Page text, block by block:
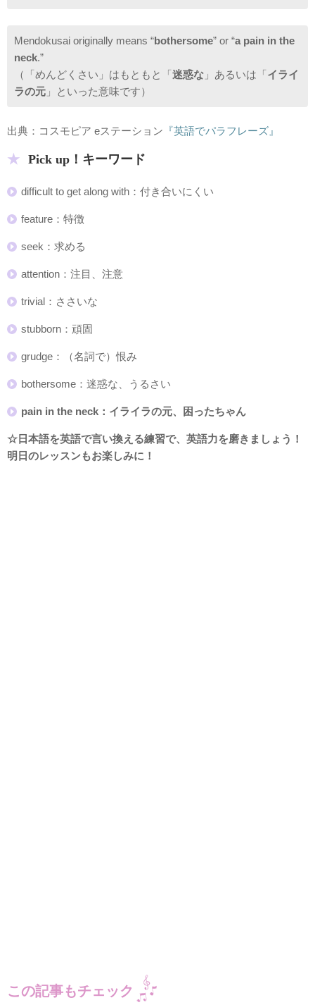
Mendokusai originally means “bothersome” or “a pain in the
neck.”
（「めんどくさい」はもともと「迷惑な 」あるいは「イライ
ラの元 」といった意味です）
出典：コスモピア eステーション 『英語でパラフレーズ』
Pick up！キーワード
difficult to get along with：付き合いにくい
feature：特徴
seek：求める
attention：注目、注意
trivial：ささいな
stubborn：頑固
grudge：（名詞で）恨み
bothersome：迷惑な、うるさい
pain in the neck：イライラの元、困ったちゃん
☆日本語を英語で言い換える練習で、英語力を磨きましょう！
明日のレッスンもお楽しみに！
この記事もチェック